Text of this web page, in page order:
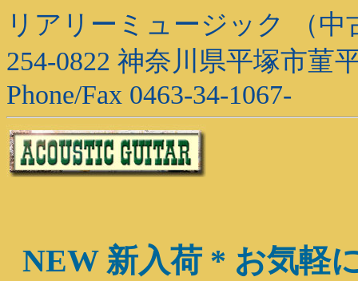
リアリーミュージック （
254-0822 神奈川県平塚市菫
Phone/Fax 0463-34-1067-
NEW 新入荷 * お気軽